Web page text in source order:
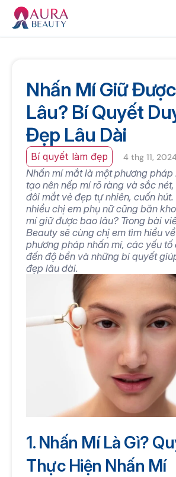
Nhấn Mí Giữ
Lâu? Bí Quyết
Đẹp Lâu Dài
Bí quyết làm đẹp 4 thg 11,
Nhấn mí mắt là một phương
tạo nên nếp mí rõ ràng và sắc
đôi mắt vẻ đẹp tự nhiên, cuốn hút.
nhiều chị em phụ nữ cũng băn
mí giữ được bao lâu? Trong bài
Beauty sẽ cùng chị em tìm hiểu
phương pháp nhấn mí, các yếu tố
đến độ bền và những bí quyết
đẹp lâu dài.
1. Nhấn Mí Là Gì?
Thực Hiện Nhấn Mí